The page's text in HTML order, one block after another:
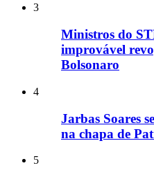
3
Ministros do
improvável
Bolsonaro
4
Jarbas Soares
na chapa de
5